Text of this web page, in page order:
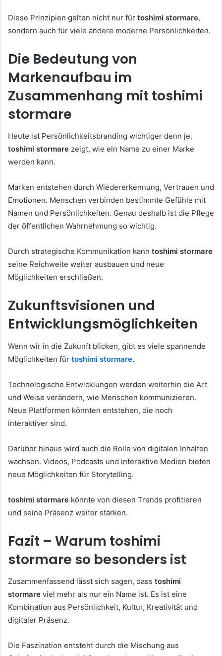
Diese Prinzipien gelten nicht nur für toshimi stormare,
sondern auch für viele andere moderne Persönlichkeiten.
Die Bedeutung von
Markenaufbau im
Zusammenhang mit toshimi
stormare
Heute ist Persönlichkeitsbranding wichtiger denn je.
toshimi stormare zeigt, wie ein Name zu einer Marke
werden kann.
Marken entstehen durch Wiedererkennung, Vertrauen und
Emotionen. Menschen verbinden bestimmte Gefühle mit
Namen und Persönlichkeiten. Genau deshalb ist die Pflege
der öffentlichen Wahrnehmung so wichtig.
Durch strategische Kommunikation kann toshimi stormare
seine Reichweite weiter ausbauen und neue
Möglichkeiten erschließen.
Zukunftsvisionen und
Entwicklungsmöglichkeiten
Wenn wir in die Zukunft blicken, gibt es viele spannende
Möglichkeiten für toshimi stormare.
Technologische Entwicklungen werden weiterhin die Art
und Weise verändern, wie Menschen kommunizieren.
Neue Plattformen könnten entstehen, die noch
interaktiver sind.
Darüber hinaus wird auch die Rolle von digitalen Inhalten
wachsen. Videos, Podcasts und interaktive Medien bieten
neue Möglichkeiten für Storytelling.
toshimi stormare könnte von diesen Trends profitieren
und seine Präsenz weiter stärken.
Fazit – Warum toshimi
stormare so besonders ist
Zusammenfassend lässt sich sagen, dass toshimi
stormare viel mehr als nur ein Name ist. Es ist eine
Kombination aus Persönlichkeit, Kultur, Kreativität und
digitaler Präsenz.
Die Faszination entsteht durch die Mischung aus